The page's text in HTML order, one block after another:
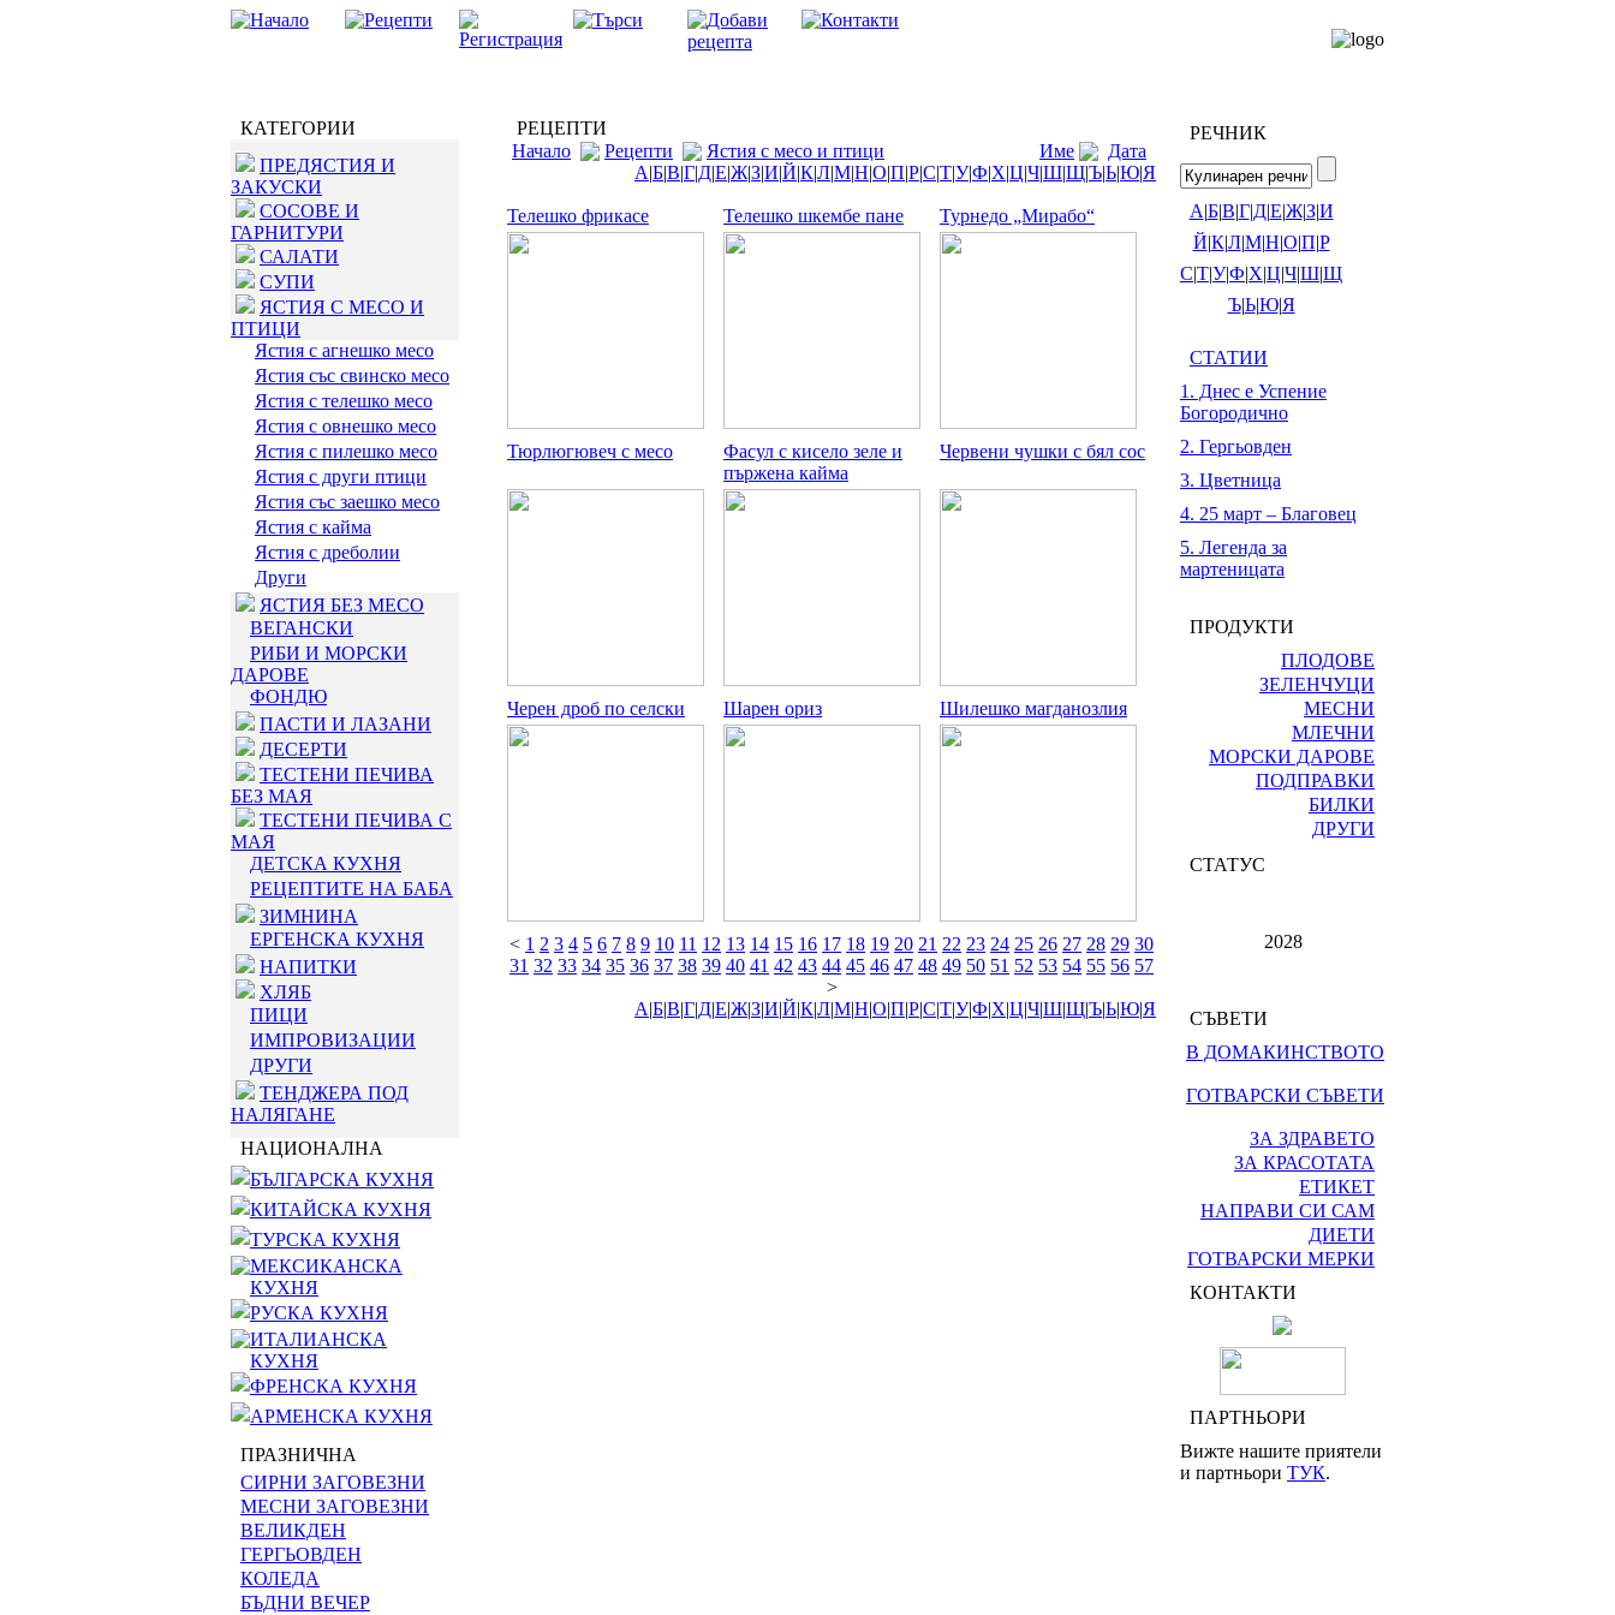
КАТЕГОРИИ
ПРЕДЯСТИЯ И
ЗАКУСКИ
СОСОВЕ И
ГАРНИТУРИ
САЛАТИ
СУПИ
ЯСТИЯ С МЕСО И
ПТИЦИ
Ястия с агнешко месо
Ястия със свинско месо
Ястия с телешко месо
Ястия с овнешко месо
Ястия с пилешко месо
Ястия с други птици
Ястия със заешко месо
Ястия с кайма
Ястия с дреболии
Други
ЯСТИЯ БЕЗ МЕСО
ВЕГАНСКИ
РИБИ И МОРСКИ
ДАРОВЕ
ФОНДЮ
ПАСТИ И ЛАЗАНИ
ДЕСЕРТИ
ТЕСТЕНИ ПЕЧИВА
БЕЗ МАЯ
ТЕСТЕНИ ПЕЧИВА С
МАЯ
ДЕТСКА КУХНЯ
РЕЦЕПТИТЕ НА БАБА
ЗИМНИНА
ЕРГЕНСКА КУХНЯ
НАПИТКИ
ХЛЯБ
ПИЦИ
ИМПРОВИЗАЦИИ
ДРУГИ
ТЕНДЖЕРА ПОД
НАЛЯГАНЕ
НАЦИОНАЛНА
БЪЛГАРСКА КУХНЯ
КИТАЙСКА КУХНЯ
ТУРСКА КУХНЯ
МЕКСИКАНСКА
КУХНЯ
РУСКА КУХНЯ
ИТАЛИАНСКА
КУХНЯ
ФРЕНСКА КУХНЯ
АРМЕНСКА КУХНЯ
ПРАЗНИЧНА
СИРНИ ЗАГОВЕЗНИ
МЕСНИ ЗАГОВЕЗНИ
ВЕЛИКДЕН
ГЕРГЬОВДЕН
КОЛЕДА
БЪДНИ ВЕЧЕР
РЕЦЕПТИ
Начало
Рецепти Ястия с месо и птици Име
Дата
А|Б|В|Г|Д|Е|Ж|З|И|Й|К|Л|М|Н|О|П|Р|С|Т|У|Ф|Х|Ц|Ч|Ш|Щ|Ъ|Ь|Ю|Я
Телешко фрикасе Телешко шкембе пане Турнедо „Мирабо“
Тюрлюгювеч с месо
Фасул с кисело зеле и
пържена кайма
Червени чушки с бял сос
Черен дроб по селски Шарен ориз Шилешко магданозлия
< 1 2 3 4 5 6 7 8 9 10 11 12 13 14 15 16 17 18 19 20 21 22 23 24 25 26 27 28 29 30
31 32 33 34 35 36 37 38 39 40 41 42 43 44 45 46 47 48 49 50 51 52 53 54 55 56 57
>
А|Б|В|Г|Д|Е|Ж|З|И|Й|К|Л|М|Н|О|П|Р|С|Т|У|Ф|Х|Ц|Ч|Ш|Щ|Ъ|Ь|Ю|Я
РЕЧНИК
А|Б|В|Г|Д|Е|Ж|З|И
Й|К|Л|М|Н|О|П|Р
С|Т|У|Ф|Х|Ц|Ч|Ш|Щ
Ъ|Ь|Ю|Я
СТАТИИ
1. Днес е Успение
Богородично
2. Гергьовден
3. Цветница
4. 25 март – Благовец
5. Легенда за
мартеницата
ПРОДУКТИ
ПЛОДОВЕ
ЗЕЛЕНЧУЦИ
МЕСНИ
МЛЕЧНИ
МОРСКИ ДАРОВЕ
ПОДПРАВКИ
БИЛКИ
ДРУГИ
СТАТУС
2028
СЪВЕТИ
В ДОМАКИНСТВОТО
ГОТВАРСКИ СЪВЕТИ
ЗА ЗДРАВЕТО
ЗА КРАСОТАТА
ЕТИКЕТ
НАПРАВИ СИ САМ
ДИЕТИ
ГОТВАРСКИ МЕРКИ
КОНТАКТИ
ПАРТНЬОРИ
Вижте нашите приятели
и партньори ТУК.